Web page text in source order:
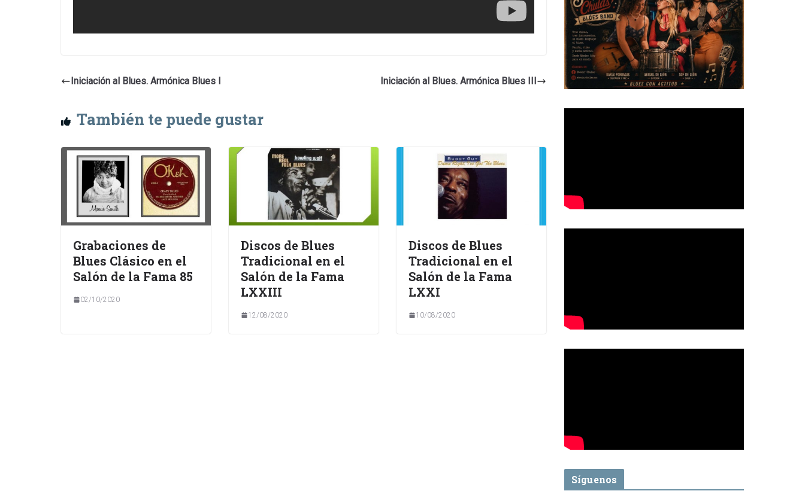
Iniciación al Blues. Armónica Blues I Iniciación al Blues. Armónica Blues III
También te puede gustar
Grabaciones de
Blues Clásico en el
Salón de la Fama 85
02/10/2020
Discos de Blues
Tradicional en el
Salón de la Fama
LXXIII
12/08/2020
Discos de Blues
Tradicional en el
Salón de la Fama
LXXI
10/08/2020
Síguenos